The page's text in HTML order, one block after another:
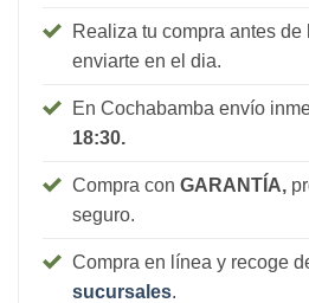
Realiza tu compra antes de
enviarte en el dia.
En Cochabamba envío
18:30.
Compra con GARANTÍA,
seguro.
Compra en línea y recoge
sucursales.